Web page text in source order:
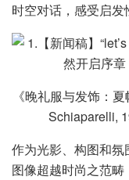
时空对话，感受启发
《晚礼服与发饰：
Schiaparelli,
作为光影、构图和氛
图像超越时尚之范